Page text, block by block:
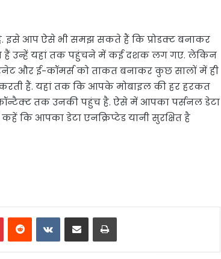
इसे आप ऐसे भी समझ सकते हैं कि प्रोडक्ट बनाकर
हैं उन्हें यहां तक पहुंचने में कई दशक लग गए. लेकिन
और ई-कॉमर्स को ताकत बनाकर कुछ सालों में ही
हैं. यहां तक कि आपके मोबाइल की हर हरकत
कॉन्टैक्ट तक उनकी पहुंच है. ऐसे में आपका पर्सनल डेटा
कि आपका डेटा एनक्रिप्टेड यानी सुरक्षित है
PinterestReddit VKontakte
Share via Email Print